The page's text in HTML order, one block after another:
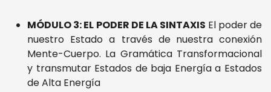
MÓDULO 3: EL PODER DE LA SINTAXIS El poder de
nuestro Estado a través de nuestra conexión
Mente-Cuerpo. La Gramática Transformacional
y transmutar Estados de baja Energía a Estados
de Alta Energía